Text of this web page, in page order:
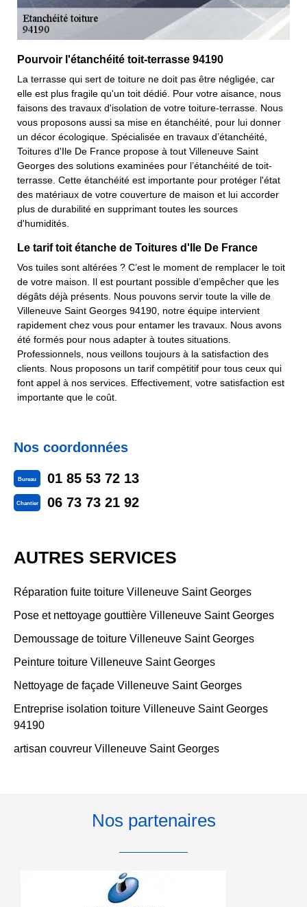
Pourvoir l'étanchéité toit-terrasse 94190
La terrasse qui sert de toiture ne doit pas être négligée, car
elle est plus fragile qu'un toit dédié. Pour votre aisance, nous
faisons des travaux d'isolation de votre toiture-terrasse. Nous
vous proposons aussi sa mise en étanchéité, pour lui donner
un décor écologique. Spécialisée en travaux d’étanchéité,
Toitures d'Ile De France propose à tout Villeneuve Saint
Georges des solutions examinées pour l’étanchéité de toit-
terrasse. Cette étanchéité est importante pour protéger l'état
des matériaux de votre couverture de maison et lui accorder
plus de durabilité en supprimant toutes les sources
d'humidités.
Le tarif toit étanche de Toitures d'Ile De France
Vos tuiles sont altérées ? C’est le moment de remplacer le toit
de votre maison. Il est pourtant possible d’empêcher que les
dégâts déjà présents. Nous pouvons servir toute la ville de
Villeneuve Saint Georges 94190, notre équipe intervient
rapidement chez vous pour entamer les travaux. Nous avons
été formés pour nous adapter à toutes situations.
Professionnels, nous veillons toujours à la satisfaction des
clients. Nous proposons un tarif compétitif pour tous ceux qui
font appel à nos services. Effectivement, votre satisfaction est
importante que le coût.
Nos coordonnées
Bureau 01 85 53 72 13
Chantier 06 73 73 21 92
AUTRES SERVICES
Réparation fuite toiture Villeneuve Saint Georges
Pose et nettoyage gouttière Villeneuve Saint Georges
Demoussage de toiture Villeneuve Saint Georges
Peinture toiture Villeneuve Saint Georges
Nettoyage de façade Villeneuve Saint Georges
Entreprise isolation toiture Villeneuve Saint Georges
94190
artisan couvreur Villeneuve Saint Georges
Nos partenaires